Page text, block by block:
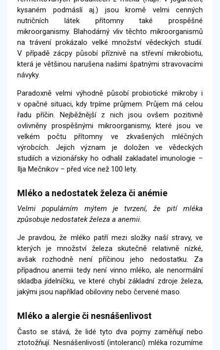
kysaném podmáslí aj.) jsou kromě velmi cenných
nutričních látek přítomny také prospěšné
mikroorganismy. Blahodárný vliv těchto mikroorganismů
na trávení prokázalo velké množství vědeckých studií.
V případě zácpy působí příznivě na střevní mikrobiotu,
která je většinou narušena našimi špatnými stravovacími
návyky.
Paradoxně velmi výhodně působí probiotické mikroby i
v opačné situaci, kdy trpíme průjmem. Průjem má celou
řadu příčin. Nejběžnější z nich jsou ovšem pozitivně
ovlivněny prospěšnými mikroorganismy, které jsou ve
velkém počtu přítomny ve zkvašených mléčných
výrobcích. Jejich význam je doložen ve vědeckých
studiích a vizionářsky ho odhalil zakladatel imunologie –
Ilja Mečnikov – před více než 100 lety.
Mléko a nedostatek železa či anémie
Velmi populárním mýtem je tvrzení, že pití mléka
způsobuje nedostatek železa a anemii.
Je pravdou, že mléko patří mezi složky naší stravy, ve
kterých je množství železa skutečně relativně nízké,
avšak rozhodně není příčinou jeho nedostatku. Za
případnou anemii tedy není vinno mléko, ale nenormální
skladba jídelníčku, ve které chybí základní zdroje železa,
jakými jsou například obiloviny nebo červené maso.
Mléko a alergie či nesnášenlivost
Často se stává, že lidé tyto dva pojmy zaměňují nebo
ztotožňují. Nesnášenlivostí (intolerancí) mléka rozumíme